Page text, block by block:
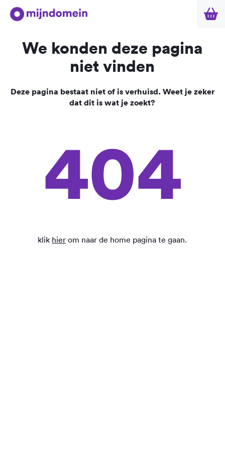
We konden deze pagina
niet vinden
Deze pagina bestaat niet of is verhuisd. Weet je zeker
dat dit is wat je zoekt?
404
klik hier om naar de home pagina te gaan.